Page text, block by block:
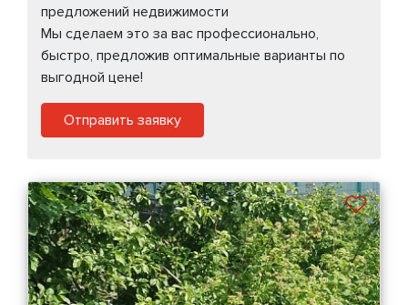
предложений недвижимости
Мы сделаем это за вас профессионально,
быстро, предложив оптимальные варианты по
выгодной цене!
Отправить заявку